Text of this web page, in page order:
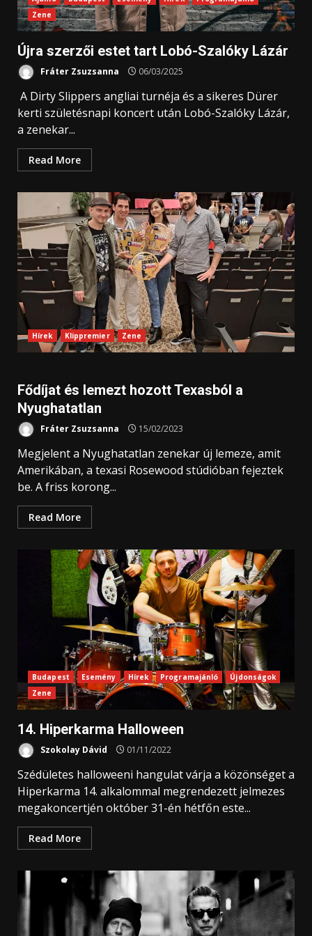
Zene
Újra szerzői estet tart Lobó-Szalóky Lázár
Fráter Zsuzsanna 06/03/2025
A Dirty Slippers angliai turnéja és a sikeres Dürer
kerti születésnapi koncert után Lobó-Szalóky Lázár,
a zenekar...
Read More
Hírek Klippremier Zene
Fődíjat és lemezt hozott Texasból a
Nyughatatlan
Fráter Zsuzsanna 15/02/2023
Megjelent a Nyughatatlan zenekar új lemeze, amit
Amerikában, a texasi Rosewood stúdióban fejeztek
be. A friss korong...
Read More
Budapest Esemény Hírek Programajánló
Újdonságok
Zene
14. Hiperkarma Halloween
Szokolay Dávid 01/11/2022
Szédületes halloweeni hangulat várja a közönséget a
Hiperkarma 14. alkalommal megrendezett jelmezes
megakoncertjén október 31-én hétfőn este...
Read More